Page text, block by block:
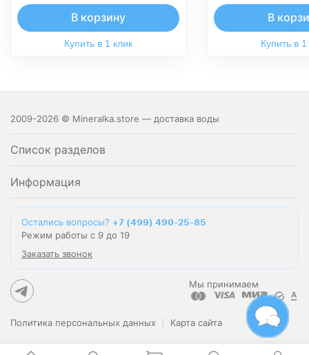
В корзину
Купить в 1 клик
В
Купить в 1
2009-2026 © Mineralka.store — доставка воды
Список разделов
Информация
Остались вопросы? +7 (499) 490-25-85
Режим работы с 9 до 19
Заказать звонок
Мы принимаем
Политика персональных данных Карта сайта